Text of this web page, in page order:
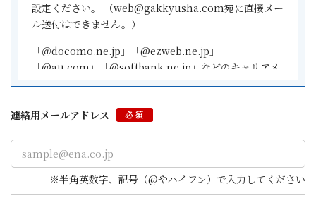
設定ください。 （web@gakkyusha.com宛に直接メー
ル送付はできません。）
「＠docomo.ne.jp」「@ezweb.ne.jp」
「@au.com」「@softbank.ne.jp」などのキャリアメ
ールアドレスはご利用になれません。
「@gmail.com」などのGoogle Gmail、iPhoneや
iCloudメールのご利用を推奨します。
Gmailアカウントの作成 （外部サイトへ遷移します）
連絡用メールアドレス 必須
※半角英数字、記号（@やハイフン）で入力してください